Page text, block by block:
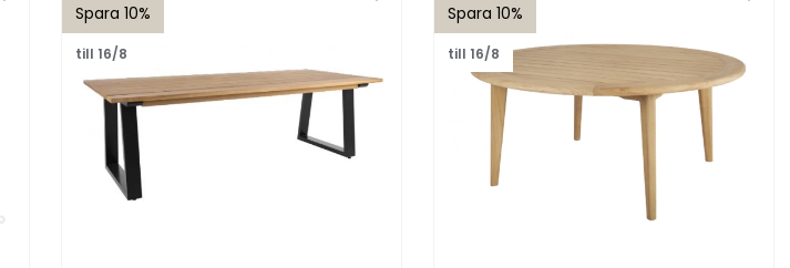
Spara 10%
till 16/8
Spara 10%
till 16/8